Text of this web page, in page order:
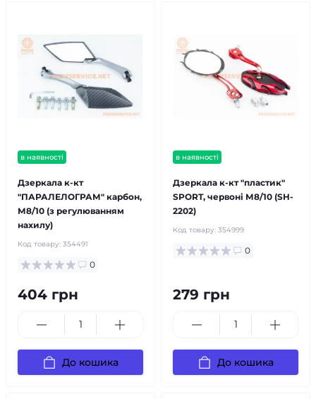
в наявності
Дзеркала к-кт
"ПАРАЛЕЛОГРАМ" карбон,
М8/10 (з регулюванням
нахилу)
Код товару: 354491
0
404 грн
До кошика
в наявності
Дзеркала к-кт "пластик"
SPORT, червоні М8/10 (SH-
2202)
Код товару: 354999
0
279 грн
До кошика